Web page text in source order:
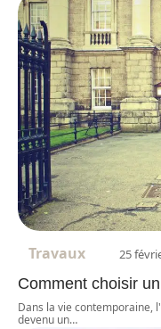
Travaux 25
Comment choisir
Dans la vie contemporaine,
devenu un…